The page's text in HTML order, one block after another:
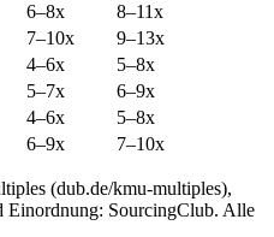
6–8x
8–11x
7–10x
9–13x
4–6x
5–8x
5–7x
6–9x
4–6x
5–8x
6–9x 7–10x
(dub.de/kmu-multiples),
Einordnung: SourcingClub. Alle